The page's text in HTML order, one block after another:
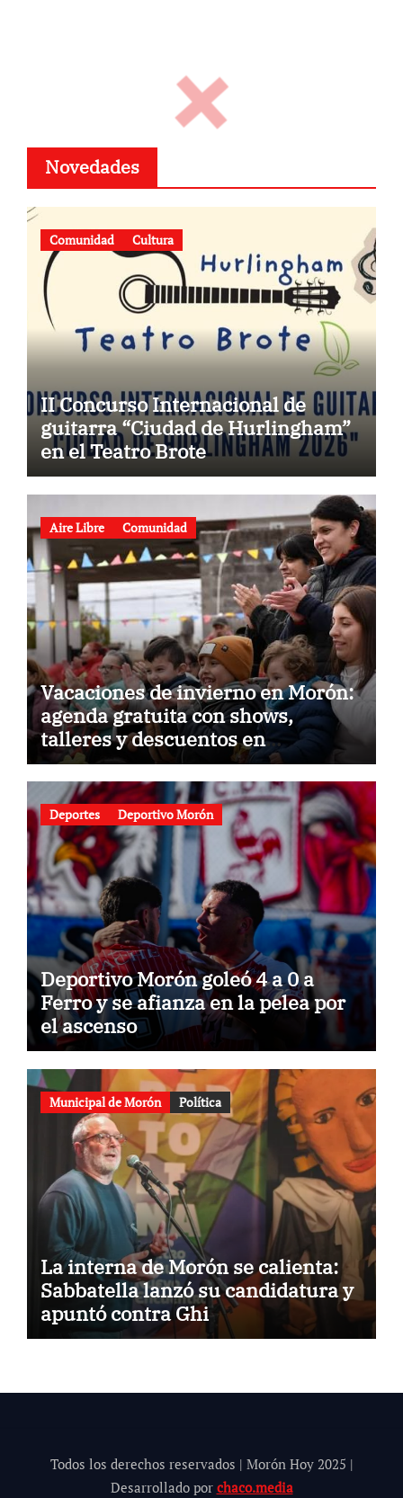
Novedades
Comunidad Cultura
II Concurso Internacional de
guitarra “Ciudad de Hurlingham”
en el Teatro Brote
Aire Libre Comunidad
Vacaciones de invierno en Morón:
agenda gratuita con shows,
talleres y descuentos en
gastronomía
Deportes Deportivo Morón
Deportivo Morón goleó 4 a 0 a
Ferro y se afianza en la pelea por
el ascenso
Municipal de Morón Política
La interna de Morón se calienta:
Sabbatella lanzó su candidatura y
apuntó contra Ghi
Todos los derechos reservados | Morón Hoy 2025 |
Desarrollado por chaco.media